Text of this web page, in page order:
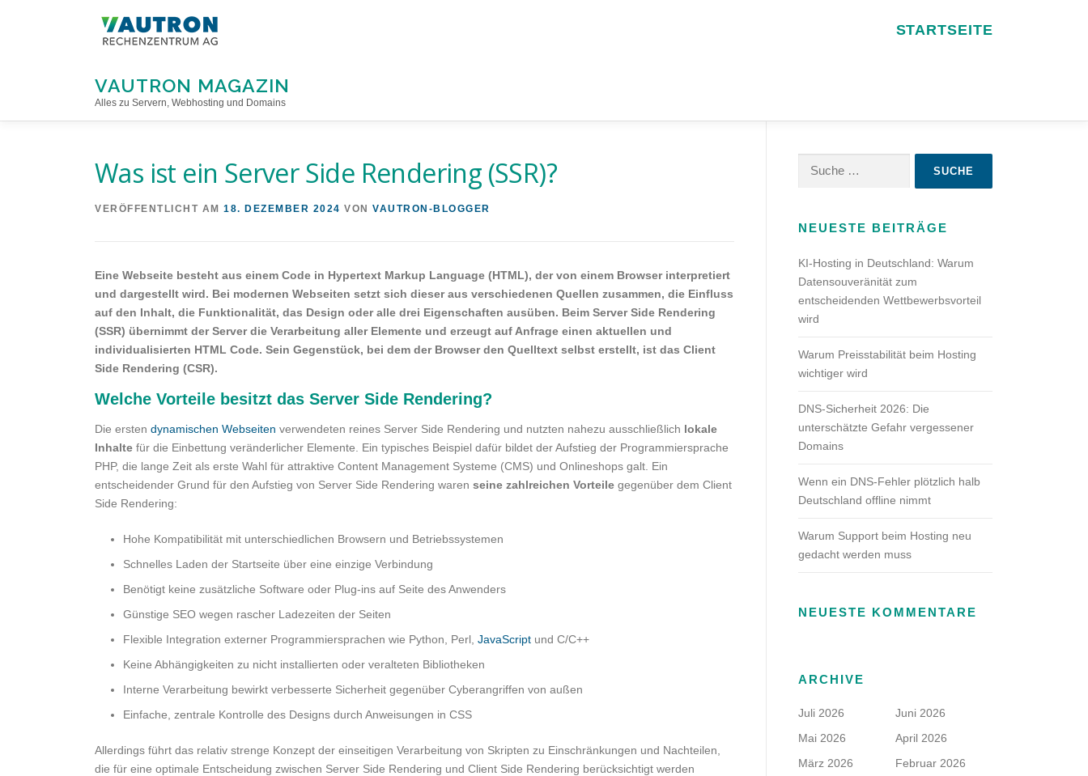
VAUTRON MAGAZIN
Alles zu Servern, Webhosting und Domains
STARTSEITE
Was ist ein Server Side Rendering (SSR)?
VERÖFFENTLICHT AM 18. DEZEMBER 2024 VON VAUTRON-BLOGGER
Eine Webseite besteht aus einem Code in Hypertext Markup Language (HTML), der von einem Browser interpretiert
und dargestellt wird. Bei modernen Webseiten setzt sich dieser aus verschiedenen Quellen zusammen, die Einfluss
auf den Inhalt, die Funktionalität, das Design oder alle drei Eigenschaften ausüben. Beim Server Side Rendering
(SSR) übernimmt der Server die Verarbeitung aller Elemente und erzeugt auf Anfrage einen aktuellen und
individualisierten HTML Code. Sein Gegenstück, bei dem der Browser den Quelltext selbst erstellt, ist das Client
Side Rendering (CSR).
Welche Vorteile besitzt das Server Side Rendering?
Die ersten dynamischen Webseiten verwendeten reines Server Side Rendering und nutzten nahezu ausschließlich lokale
Inhalte für die Einbettung veränderlicher Elemente. Ein typisches Beispiel dafür bildet der Aufstieg der Programmiersprache
PHP, die lange Zeit als erste Wahl für attraktive Content Management Systeme (CMS) und Onlineshops galt. Ein
entscheidender Grund für den Aufstieg von Server Side Rendering waren seine zahlreichen Vorteile gegenüber dem Client
Side Rendering:
Hohe Kompatibilität mit unterschiedlichen Browsern und Betriebssystemen
Schnelles Laden der Startseite über eine einzige Verbindung
Benötigt keine zusätzliche Software oder Plug-ins auf Seite des Anwenders
Günstige SEO wegen rascher Ladezeiten der Seiten
Flexible Integration externer Programmiersprachen wie Python, Perl, JavaScript und C/C++
Keine Abhängigkeiten zu nicht installierten oder veralteten Bibliotheken
Interne Verarbeitung bewirkt verbesserte Sicherheit gegenüber Cyberangriffen von außen
Einfache, zentrale Kontrolle des Designs durch Anweisungen in CSS
Allerdings führt das relativ strenge Konzept der einseitigen Verarbeitung von Skripten zu Einschränkungen und Nachteilen,
die für eine optimale Entscheidung zwischen Server Side Rendering und Client Side Rendering berücksichtigt werden
NEUESTE BEITRÄGE
KI-Hosting in Deutschland: Warum
Datensouveränität zum
entscheidenden Wettbewerbsvorteil
wird
Warum Preisstabilität beim Hosting
wichtiger wird
DNS-Sicherheit 2026: Die
unterschätzte Gefahr vergessener
Domains
Wenn ein DNS-Fehler plötzlich halb
Deutschland offline nimmt
Warum Support beim Hosting neu
gedacht werden muss
NEUESTE KOMMENTARE
ARCHIVE
Juli 2026
Juni 2026
Mai 2026
April 2026
März 2026
Februar 2026